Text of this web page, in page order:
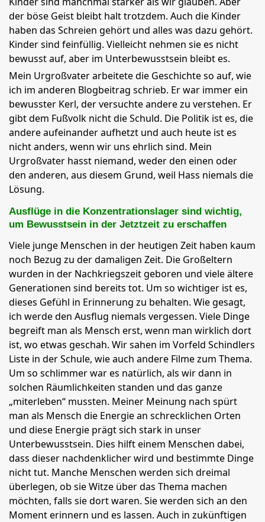
der böse Geist bleibt halt trotzdem. Auch die Kinder
haben das Schreien gehört und alles was dazu gehört.
Kinder sind feinfüllig. Vielleicht nehmen sie es nicht
bewusst auf, aber im Unterbewusstsein bleibt es.
Mein Urgroßvater arbeitete die Geschichte so auf, wie
ich im anderen Blogbeitrag schrieb. Er war immer ein
bewusster Kerl, der versuchte andere zu verstehen. Er
gibt dem Fußvolk nicht die Schuld. Die Politik ist es, die
andere aufeinander aufhetzt und auch heute ist es
nicht anders, wenn wir uns ehrlich sind. Mein
Urgroßvater hasst niemand, weder den einen oder
den anderen, aus diesem Grund, weil Hass niemals die
Lösung.
Ausflüge in die Konzentrationslager sind wichtig,
um Bewusstsein in der Jetztzeit zu erschaffen
Viele junge Menschen in der heutigen Zeit haben kaum
noch Bezug zu der damaligen Zeit. Die Großeltern
wurden in der Nachkriegszeit geboren und viele ältere
Generationen sind bereits tot. Um so wichtiger ist es,
dieses Gefühl in Erinnerung zu behalten. Wie gesagt,
ich werde den Ausflug niemals vergessen. Viele Dinge
begreift man als Mensch erst, wenn man wirklich dort
ist, wo etwas geschah. Wir sahen im Vorfeld Schindlers
Liste in der Schule, wie auch andere Filme zum Thema.
Um so schlimmer war es natürlich, als wir dann in
solchen Räumlichkeiten standen und das ganze
„miterleben“ mussten. Meiner Meinung nach spürt
man als Mensch die Energie an schrecklichen Orten
und diese Energie prägt sich stark in unser
Unterbewusstsein. Dies hilft einem Menschen dabei,
dass dieser nachdenklicher wird und bestimmte Dinge
nicht tut. Manche Menschen werden sich dreimal
überlegen, ob sie Witze über das Thema machen
möchten, falls sie dort waren. Sie werden sich an den
Moment erinnern und es lassen. Auch in zukünftigen